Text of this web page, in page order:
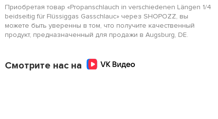
Приобретая товар «Propanschlauch in verschiedenen Längen 1/4
beidseitig für Flüssiggas Gasschlauc» через SHOPOZZ, вы
можете быть уверенны в том, что получите качественный
продукт, предназначенный для продажи в Augsburg, DE.
Смотрите нас на